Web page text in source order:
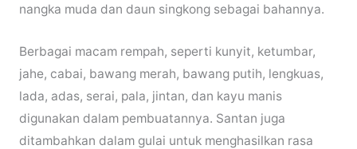
nangka muda dan daun singkong sebagai bahannya.
Berbagai macam rempah, seperti kunyit, ketumbar,
jahe, cabai, bawang merah, bawang putih, lengkuas,
lada, adas, serai, pala, jintan, dan kayu manis
digunakan dalam pembuatannya. Santan juga
ditambahkan dalam gulai untuk menghasilkan rasa